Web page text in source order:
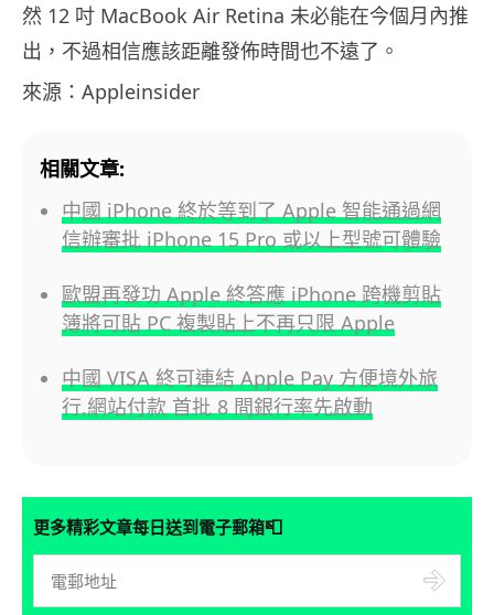
然 12 吋 MacBook Air Retina 未必能在今個月內推
出，不過相信應該距離發佈時間也不遠了。
來源：Appleinsider
相關文章:
中國 iPhone 終於等到了 Apple 智能通過網
信辦審批 iPhone 15 Pro 或以上型號可體驗
歐盟再發功 Apple 終答應 iPhone 跨機剪貼
簿將可貼 PC 複製貼上不再只限 Apple
中國 VISA 終可連結 Apple Pay 方便境外旅
行,網站付款 首批 8 間銀行率先啟動
更多精彩文章每日送到電子郵箱📮